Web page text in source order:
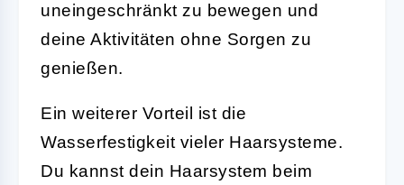
uneingeschränkt zu bewegen und
deine Aktivitäten ohne Sorgen zu
genießen.
Ein weiterer Vorteil ist die
Wasserfestigkeit vieler Haarsysteme.
Du kannst dein Haarsystem beim